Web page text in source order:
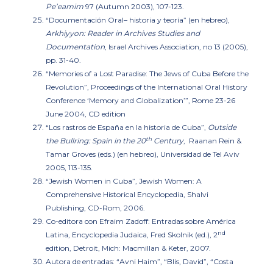
Pe’eamim 97 (Autumn 2003), 107-123.
“Documentación Oral– historia y teoría” (en hebreo),
Arkhiyyon: Reader in Archives Studies and
Documentation, Israel Archives Association, no 13 (2005),
pp. 31-40.
“Memories of a Lost Paradise: The Jews of Cuba Before the
Revolution”, Proceedings of the International Oral History
Conference ‘Memory and Globalization’”, Rome 23-26
June 2004, CD edition
“Los rastros de España en la historia de Cuba”, Outside
the Bullring: Spain in the 20th Century, Raanan Rein &
Tamar Groves (eds.) (en hebreo), Universidad de Tel Aviv
2005, 113-135.
“Jewish Women in Cuba”, Jewish Women: A
Comprehensive Historical Encyclopedia, Shalvi
Publishing, CD-Rom, 2006.
Co-editora con Efraim Zadoff: Entradas sobre América
Latina, Encyclopedia Judaica, Fred Skolnik (ed.), 2nd
edition, Detroit, Mich: Macmillan & Keter, 2007.
Autora de entradas: “Avni Haim”, “Blis, David”, “Costa